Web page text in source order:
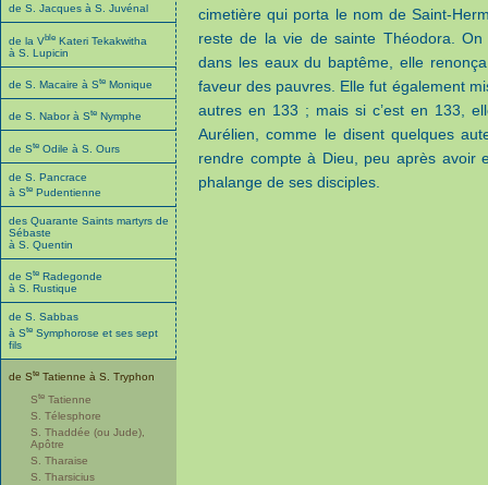
de S. Jacques à S. Juvénal
de la Vble Kateri Tekakwitha
à S. Lupicin
de S. Macaire à Ste Monique
de S. Nabor à Ste Nymphe
de Ste Odile à S. Ours
de S. Pancrace
à Ste Pudentienne
des Quarante Saints martyrs de
Sébaste
à S. Quentin
de Ste Radegonde
à S. Rustique
de S. Sabbas
à Ste Symphorose et ses sept
fils
de Ste Tatienne à S. Tryphon
Ste Tatienne
S. Télesphore
S. Thaddée (ou Jude),
Apôtre
S. Tharaise
S. Tharsicius
cimetière qui porta le nom de Saint-
reste de la vie de sainte Théodora. On
dans les eaux du baptême, elle
faveur des pauvres. Elle fut également
autres en 133 ; mais si c’est en 133,
Aurélien, comme le disent quelques
rendre compte à Dieu, peu après avoir
phalange de ses disciples.